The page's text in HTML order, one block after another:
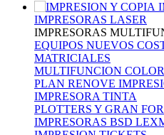
IMPRESORAS LASER
IMPRESORAS
EQUIPOS NUEVOS
MATRICIALES
MULTIFUNCION
PLAN RENOVE
IMPRESORA TINTA
PLOTTERS Y GRAN
IMPRESORAS BSD